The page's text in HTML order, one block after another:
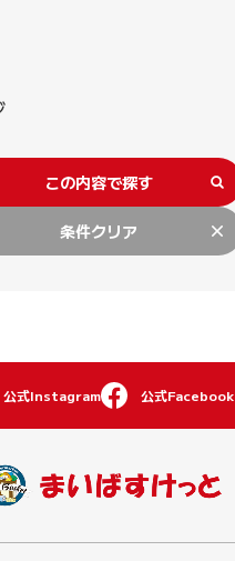
この内容で探す
条件クリア
公式Instagram 公式Facebook